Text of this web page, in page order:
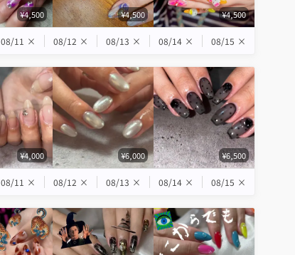
¥4,500 ¥4,500 ¥4,500
08/11 × 08/12 × 08/13 × 08/14 × 08/15 ×
¥4,000 ¥6,000 ¥6,500
08/11 × 08/12 × 08/13 × 08/14 × 08/15 ×